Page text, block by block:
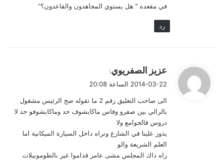
في مقعده " هل يستوي المجاهدون والقاعدون؟"
رد
ي
ق
ل
عزيز الصفريوي:
2014-03-22 الساعة 20:08
الى صاحب التعليق رقم 2 ما تقوله صح الرئيس مشغول
بالرالي بين صفرو وفاس ماكايشوف حد وماكايشوفو حد لا
دروس فالجوامع ولا
يذوز علينا في الشارع ونراه داخل السيارة الميكانية اما
العلم الشريعة والو
راه داك المجلس مشى عامر قداموا غير بالطوموبيلات